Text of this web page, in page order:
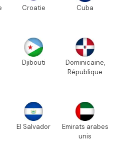
Croatie Cuba
Djibouti
Dominicaine,
République
El Salvador
Emirats arabes
unis